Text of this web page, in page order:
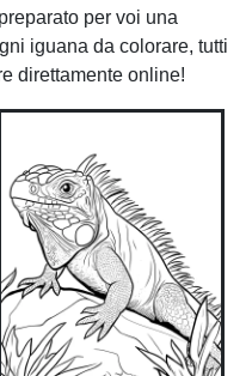
per voi una
iguana da colorare, tutti
direttamente online!